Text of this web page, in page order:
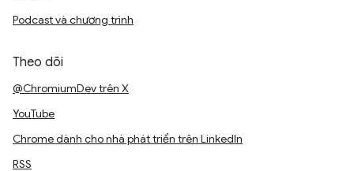
Podcast và chương trình
Theo dõi
@ChromiumDev trên X
YouTube
Chrome dành cho nhà phát triển trên LinkedIn
RSS